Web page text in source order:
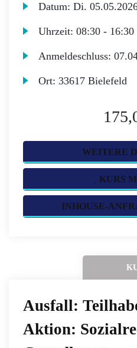
Datum:Di.
Uhrzeit:08:30 -
Anmeldeschluss:
Ort:33617 Bielefeld
WEITERE
KURS
INHOUSE-
Ausfall:
Aktion: